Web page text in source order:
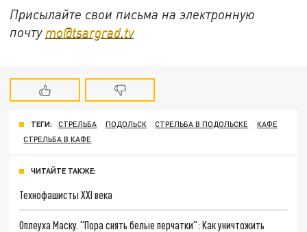
Присылайте свои письма на электронную
почту mo@tsargrad.tv
ТЕГИ: СТРЕЛЬБА ПОДОЛЬСК СТРЕЛЬБА В ПОДОЛЬСКЕ
КАФЕ
СТРЕЛЬБА В КАФЕ
ЧИТАЙТЕ ТАКЖЕ:
Технофашисты XXI века
Оплеуха Маску. "Пора снять белые перчатки": Как уничтожить